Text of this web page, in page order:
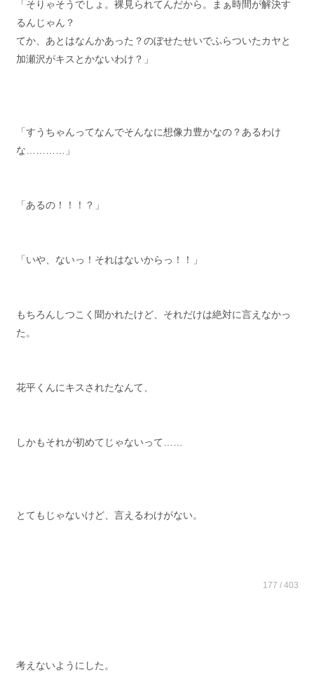
「そりゃそうでしょ。裸見られてんだから。まぁ時間が解決す
るんじゃん？
てか、あとはなんかあった？のぼせたせいでふらついたカヤと
加瀬沢がキスとかないわけ？」
「すうちゃんってなんでそんなに想像力豊かなの？あるわけ
な…………」
「あるの！！！？」
「いや、ないっ！それはないからっ！！」
もちろんしつこく聞かれたけど、それだけは絶対に言えなかっ
た。
花平くんにキスされたなんて、
しかもそれが初めてじゃないって……
とてもじゃないけど、言えるわけがない。
177 / 403
考えないようにした。